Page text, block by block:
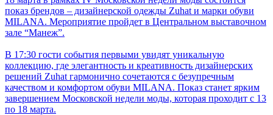
показ брендов – дизайнерской одежды Zuhat и марки обуви
MILANA. Мероприятие пройдет в Центральном выставочном
зале “Манеж”.
В 17:30 гости события первыми увидят уникальную
коллекцию, где элегантность и креативность дизайнерских
решений Zuhat гармонично сочетаются с безупречным
качеством и комфортом обуви MILANA. Показ станет ярким
завершением Московской недели моды, которая проходит с 13
по 18 марта.